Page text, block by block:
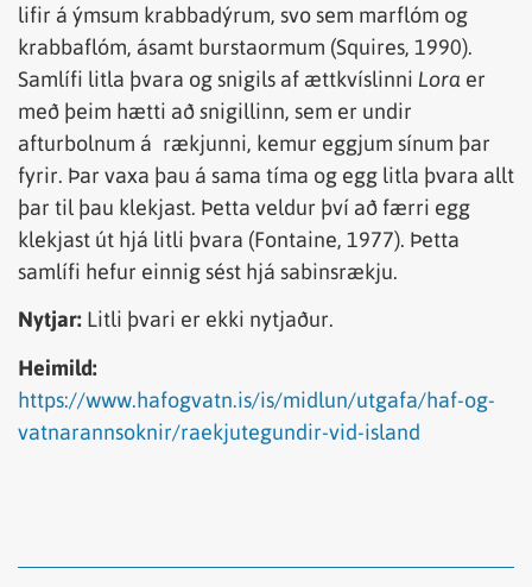
lifir á ýmsum krabbadýrum, svo sem marflóm og
krabbaflóm, ásamt burstaormum (Squires, 1990).
Samlífi litla þvara og snigils af ættkvíslinni Lora er
með þeim hætti aðsnigillinn, sem er undir
afturbolnum á rækjunni, kemur eggjum sínum þar
fyrir. Þar vaxa þau á sama tíma og egg litla þvara allt
þar til þau klekjast. Þetta veldur því að færri egg
klekjast út hjá litli þvara (Fontaine, 1977). Þetta
samlífi hefur einnig sést hjá sabinsrækju.
Nytjar: Litli þvari er ekki nytjaður.
Heimild:
https://www.hafogvatn.is/is/midlun/utgafa/haf-og-
vatnarannsoknir/raekjutegundir-vid-island